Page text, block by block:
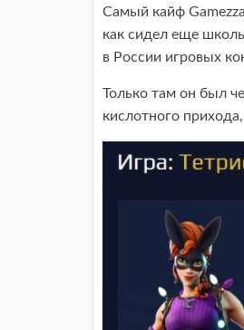
Самый кайф
как сидел еще
в России игровых
Только там он был
кислотного